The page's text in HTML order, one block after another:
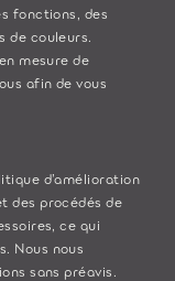
fonctions, des
de couleurs.
mesure de
afin de vous
d’amélioration
des procédés de
ce qui
Nous nous
sans préavis.